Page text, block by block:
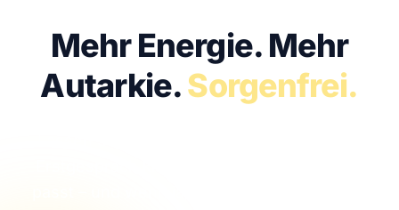
Mehr Energie. Mehr
Autarkie.Sorgenfrei.